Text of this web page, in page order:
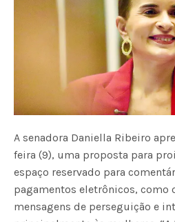
A senadora Daniella Ribeiro
feira (9), uma proposta para
espaço reservado para
pagamentos eletrônicos, como
mensagens de perseguição e